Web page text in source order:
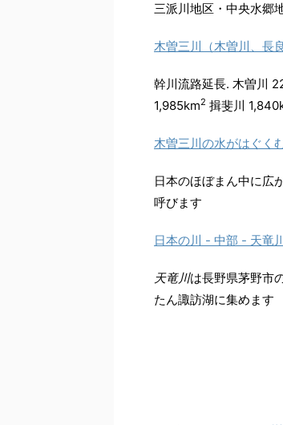
三派川地区・中央水郷
木曽三川（木曽川、長
幹川流路延長. 木曽川
1,985km2 揖斐川
木曽三川の水がはぐく
日本のほぼまん中に広
呼びます
日本の川 - 中部 - 天竜
天竜川は長野県茅野市
たん諏訪湖に集めます